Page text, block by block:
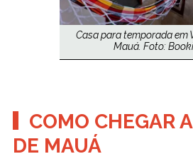
Casa para temporada em
Mauá. Foto:
COMO CHEGAR
DE MAUÁ